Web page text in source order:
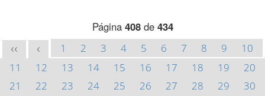
Página 408de 434
<< < 1 2 3 4 5 6 7 8 9
10
11
12 13 14 15 16 17 18 19
20
21
22 23 24 25 26 27 28 29
30